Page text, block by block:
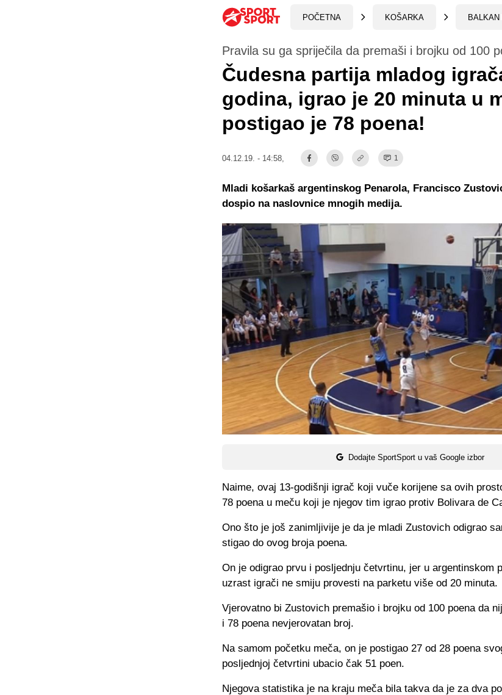
POČETNA KOŠARKA BALKAN
Pravila su ga spriječila da premaši i brojku od 100
Čudesna partija mladog
godina, igrao je 20 minuta u
postigao je 78 poena!
04.12.19. - 14:58, 1
Dodajte SportSport u vaš Google izbor
Mladi košarkaš argentinskog Penarola, Francisco
dospio na naslovnice mnogih medija.
Naime, ovaj 13-godišnji igrač koji vuče korijene sa ovih
78 poena u meču koji je njegov tim igrao protiv Bolivara de
Ono što je još zanimljivije je da je mladi Zustovich odigrao
stigao do ovog broja poena.
On je odigrao prvu i posljednju četvrtinu, jer u argentinskom
uzrast igrači ne smiju provesti na parketu više od 20 minuta.
Vjerovatno bi Zustovich premašio i brojku od 100 poena da
i 78 poena nevjerovatan broj.
Na samom početku meča, on je postigao 27 od 28 poena
posljednjoj četvrtini ubacio čak 51 poen.
Njegova statistika je na kraju meča bila takva da je za dva